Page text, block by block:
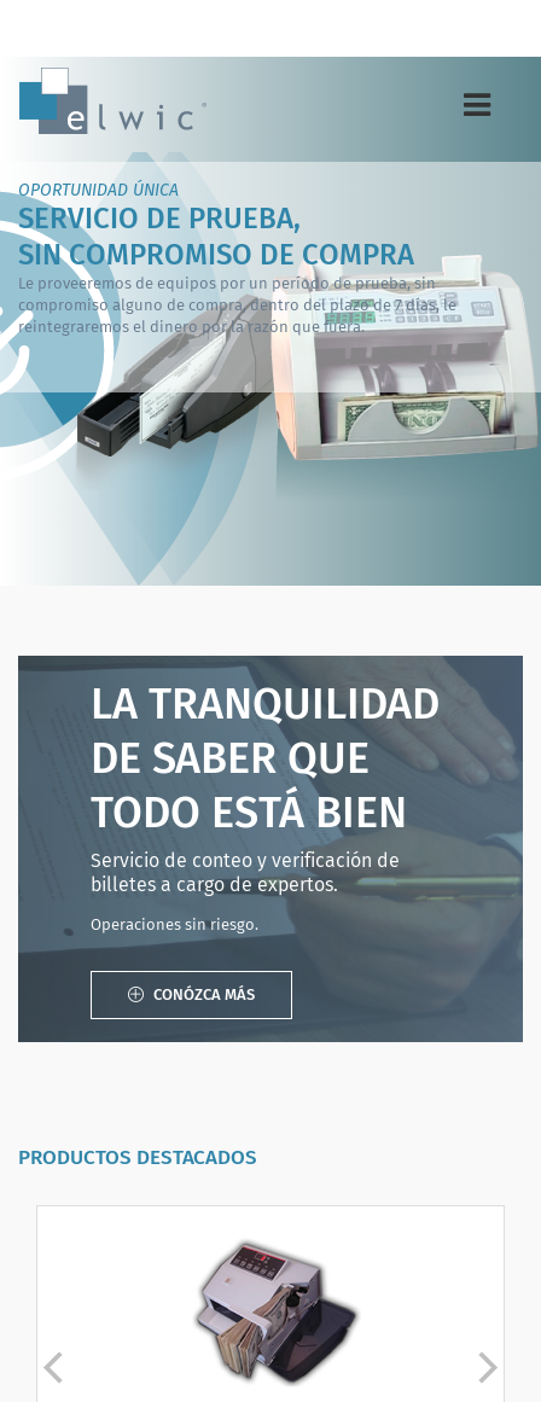
Toggle
navigation
OPORTUNIDAD ÚNICA
SERVICIO DE PRUEBA,
SIN COMPROMISO DE COMPRA
Le proveeremos de equipos por un período de prueba, sin
compromiso alguno de compra, dentro del plazo de 7 días, le
reintegraremos el dinero por la razón que fuera.
LA TRANQUILIDAD
DE SABER QUE
TODO ESTÁ BIEN
Servicio de conteo y verificación de
billetes a cargo de expertos.
Operaciones sin riesgo.
CONÓZCA MÁS
PRODUCTOS DESTACADOS